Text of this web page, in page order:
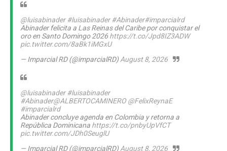
@luisabinader #luisabinader #Abinader#imparcialrd
Abinader felicita a Las Reinas del Caribe por conquistar el
oro en Santo Domingo 2026 https://t.co/Jpd8IZ3ADW
pic.twitter.com/8aBk1iMGxU
— Imparcial RD (@imparcialRD)August 8, 2026
@luisabinader #luisabinader
#Abinader@ALBERTOCAMINERO @FelixReynaE
#imparcialrd
Abinader concluye agenda en Colombia y retorna a
República Dominicana https://t.co/pnbyUpVfCT
pic.twitter.com/JDh0SeuglU
— Imparcial RD (@imparcialRD)August 8, 2026